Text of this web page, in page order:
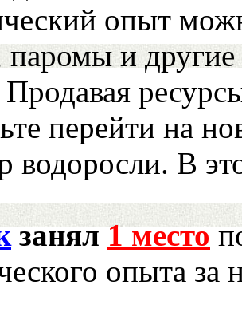
опыт
и другие
Продавая
перейти на
водоросли. В
занял1 место
опыта за